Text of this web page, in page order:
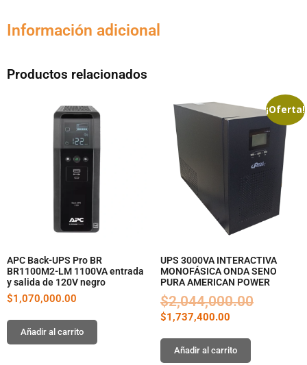
Información adicional
Productos relacionados
APC Back-UPS Pro BR
BR1100M2-LM 1100VA entrada
y salida de 120V negro
$1,070,000.00
Añadir al carrito
¡Oferta!
UPS 3000VA INTERACTIVA
MONOFÁSICA ONDA SENO
PURA AMERICAN POWER
$2,044,000.00
$1,737,400.00
Añadir al carrito